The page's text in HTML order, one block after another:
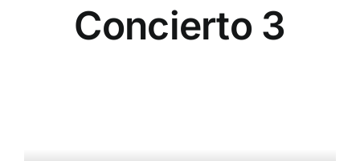
Concierto 3